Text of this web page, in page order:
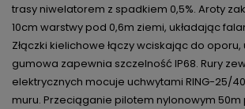
trasy niwelatorem z spadkiem 0,5%. Aroty
10cm warstwy pod 0,6m ziemi, układając
Złączki kielichowe łączy wciskając do oporu,
gumowa zapewnia szczelność IP68. Rury
elektrycznych mocuje uchwytami RING-25/
muru. Przeciąganie pilotem nylonowym 50m